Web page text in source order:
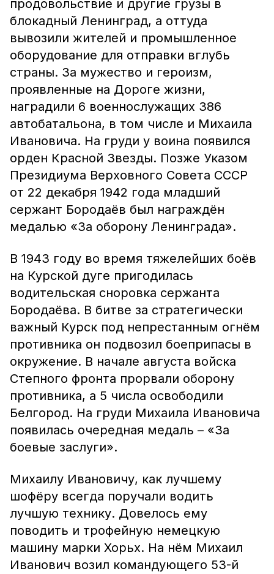
продовольствие и другие грузы в
блокадный Ленинград, а оттуда
вывозили жителей и промышленное
оборудование для отправки вглубь
страны. За мужество и героизм,
проявленные на Дороге жизни,
наградили 6 военнослужащих 386
автобатальона, в том числе и Михаила
Ивановича. На груди у воина появился
орден Красной Звезды. Позже Указом
Президиума Верховного Совета СССР
от 22 декабря 1942 года младший
сержант Бородаёв был награждён
медалью «За оборону Ленинграда».
В 1943 году во время тяжелейших боёв
на Курской дуге пригодилась
водительская сноровка сержанта
Бородаёва. В битве за стратегически
важный Курск под непрестанным огнём
противника он подвозил боеприпасы в
окружение. В начале августа войска
Степного фронта прорвали оборону
противника, а 5 числа освободили
Белгород. На груди Михаила Ивановича
появилась очередная медаль – «За
боевые заслуги».
Михаилу Ивановичу, как лучшему
шофёру всегда поручали водить
лучшую технику. Довелось ему
поводить и трофейную немецкую
машину марки Хорьх. На нём Михаил
Иванович возил командующего 53-й